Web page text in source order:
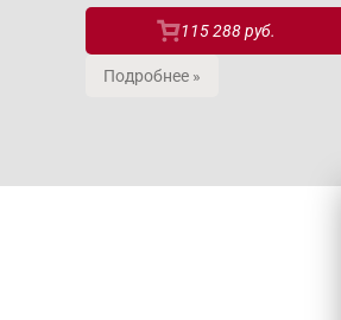
115 288 руб.
Подробнее »